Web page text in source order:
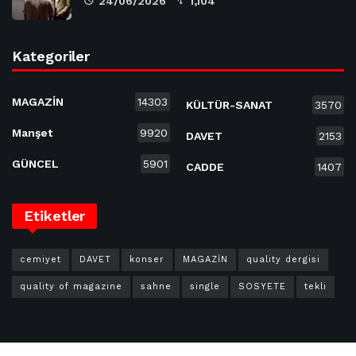
Kategoriler
MAGAZİN 14303
Manşet 9920
GÜNCEL 5901
KÜLTÜR-SANAT 3570
DAVET 2153
CADDE 1407
Etiketler
cemiyet DAVET konser MAGAZİN quality dergisi
quality of magazine sahne single SOSYETE tekli